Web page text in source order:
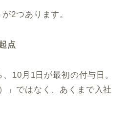
2つあります。
点
10月1日が最初の付与日。
」ではなく、あくまで入社